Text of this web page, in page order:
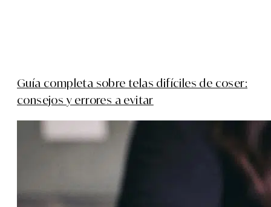
Guía completa sobre telas difíciles de coser:
consejos y errores a evitar